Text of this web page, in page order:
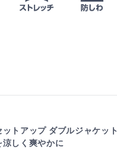
トアップ ダブルジャケット
しく爽やかに